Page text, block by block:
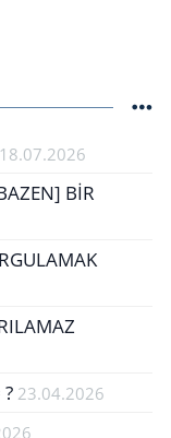
18.07.2026
BİR
23.04.2026